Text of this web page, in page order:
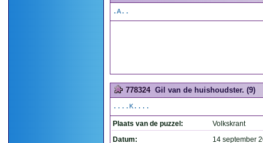
.A..
778324 Gil van de huishoudster. (9)
....K....
Plaats van de puzzel:
Volkskrant
Datum:
14 september